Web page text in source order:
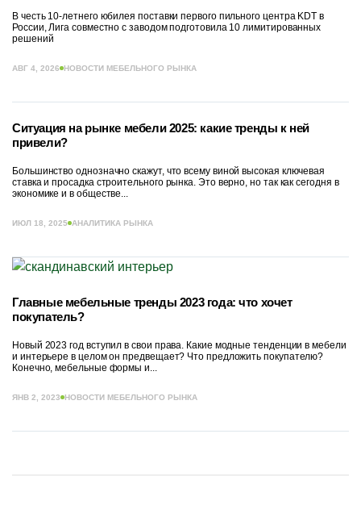
В честь 10-летнего юбилея поставки первого пильного центра KDT в
России, Лига совместно с заводом подготовила 10 лимитированных
решений
АВГ 4, 2026 НОВОСТИ МЕБЕЛЬНОГО РЫНКА
Ситуация на рынке мебели 2025: какие тренды к ней
привели?
Большинство однозначно скажут, что всему виной высокая ключевая
ставка и просадка строительного рынка. Это верно, но так как сегодня в
экономике и в обществе...
ИЮЛ 18, 2025 АНАЛИТИКА РЫНКА
Главные мебельные тренды 2023 года: что хочет
покупатель?
Новый 2023 год вступил в свои права. Какие модные тенденции в мебели
и интерьере в целом он предвещает? Что предложить покупателю?
Конечно, мебельные формы и...
ЯНВ 2, 2023 НОВОСТИ МЕБЕЛЬНОГО РЫНКА